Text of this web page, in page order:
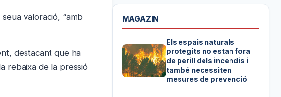
valoració, “amb
destacant que ha
rebaixa de la pressió
MAGAZIN
Els espais naturals
protegits no estan fora
de perill dels incendis i
també necessiten
mesures de prevenció